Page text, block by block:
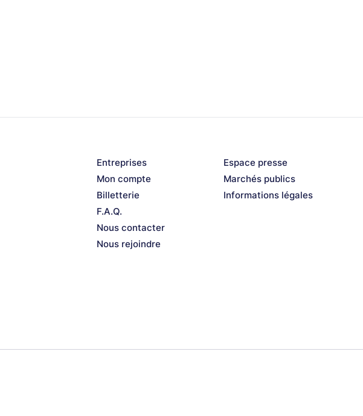
Entreprises
Mon compte
Billetterie
F.A.Q.
Nous contacter
Nous rejoindre
Espace presse
Marchés publics
Informations légales